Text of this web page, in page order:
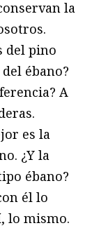
la
del pino
ébano?
A
es la
¿Y la
ébano?
él lo
lo mismo.